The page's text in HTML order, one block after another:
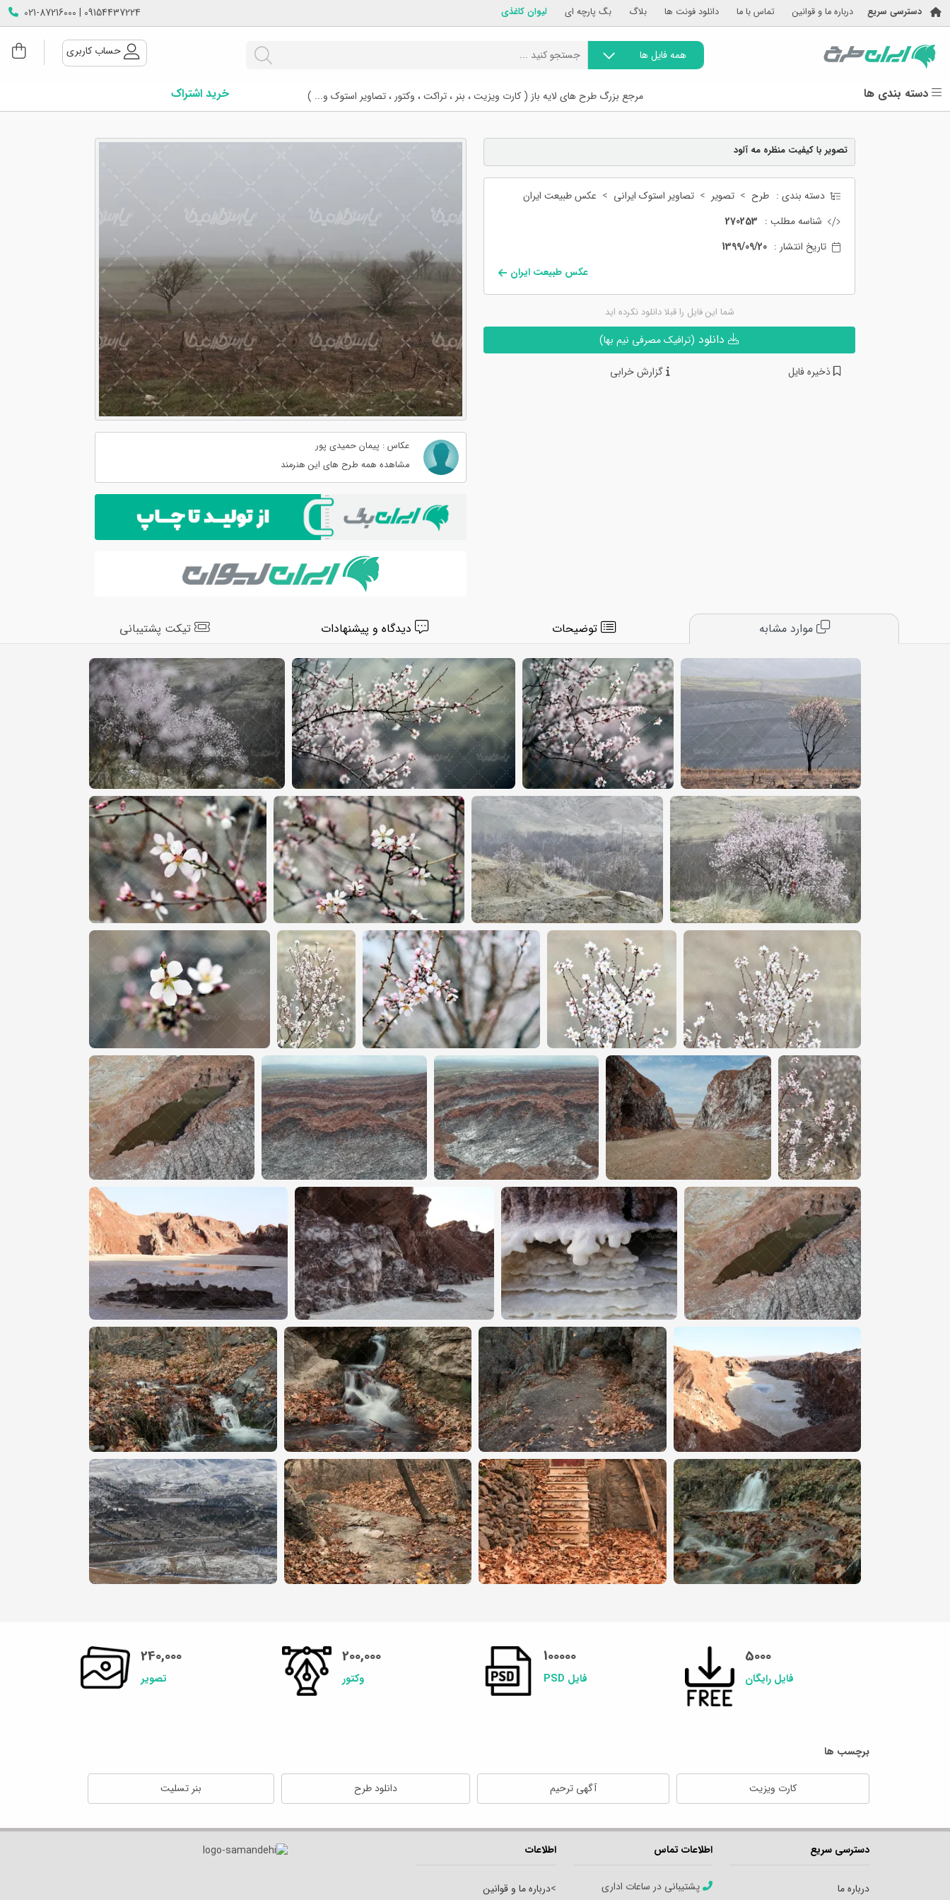
دسترسی سریع درباره ما و قوانین تماس با ما دانلود فونت ها بلاگ بگ پارچه ای لیوان کاغذی 09154437224 | 021-87216000
همه فایل ها حساب کاربری
دسته بندی ها مرجع بزرگ طرح های لایه باز ( کارت ویزیت ، بنر ، تراکت ، وکتور ، تصاویر استوک و... ) خرید اشتراک
تصویر با کیفیت منظره مه آلود
دسته بندی : طرح تصویر تصاویر استوک ایرانی
عکس طبیعت ایران
شناسه مطلب : 270253
تاریخ انتشار : 1399/09/20
عکس طبیعت ایران
شما این فایل را قبلا دانلود نکرده اید
(ترافیک مصرفی نیم بها)
ذخیره فایل گزارش خرابی
عکاس : پیمان حمیدی پور
مشاهده همه طرح های این هنرمند
موارد مشابه تیکت پشتیبانی
5000
فایل رایگان
100000
فایل PSD
200,000
وکتور
240,000
تصویر
برچسب ها
کارت ویزیت آگهی ترحیم دانلود طرح بنر تسلیت
دسترسی سریع
درباره ما
اطلاعات تماس
پشتیبانی در ساعات اداری
اطلاعات
>درباره ما و قوانین